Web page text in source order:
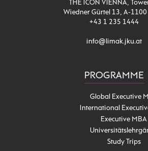
THE ICON VIENNA,
Wiedner Gürtel 13, A-
+43 1 235 1444
info@limak.jku.at
PROGRAMME
Global Executive
International
Executive MBA
Study Trips